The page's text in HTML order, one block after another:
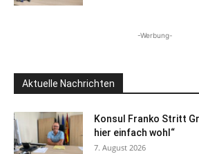
-Werbung-
Aktuelle Nachrichten
Konsul Franko Stritt
hier einfach wohl“
7. August 2026